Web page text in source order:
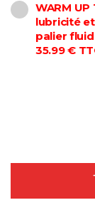
WARM
lubricité
palier
35.99 €